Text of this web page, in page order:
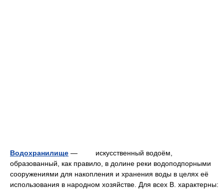
Водохранилище — искусственный водоём,
образованный, как правило, в долине реки водоподпорными
сооружениями для накопления и хранения воды в целях её
использования в народном хозяйстве. Для всех В. характерны: